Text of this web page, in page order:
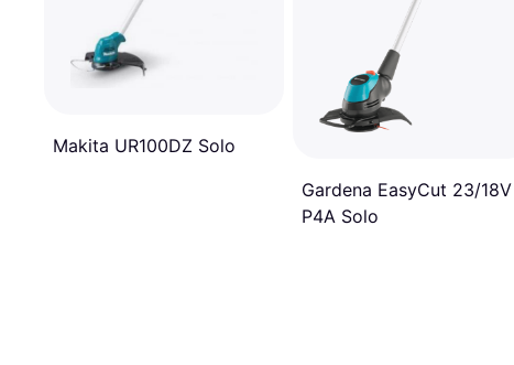
Makita UR100DZ Solo
Gardena EasyCut 23/18V
P4A Solo